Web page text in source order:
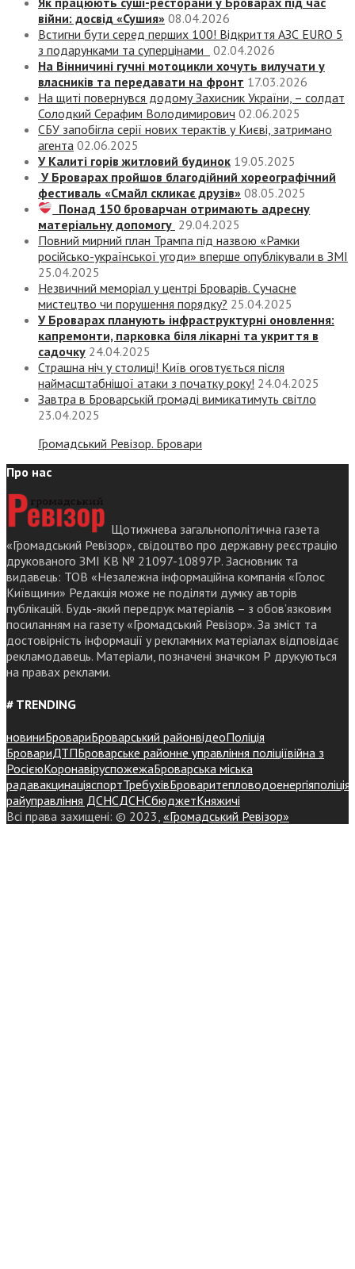
війни: досвід «Сушия» 08.04.2026
Встигни бути серед перших 100! Відкриття АЗС EURO 5
з подарунками та суперцінами
02.04.2026
На Вінничині гучні мотоцикли хочуть вилучати у
власників та передавати на фронт 17.03.2026
На щиті повернувся додому Захисник України, – солдат
Солодкий Серафим Володимирович 02.06.2025
СБУ запобігла серії нових терактів у Києві, затримано
агента 02.06.2025
У Калиті горів житловий будинок 19.05.2025
У Броварах пройшов благодійний хореографічний
фестиваль «Смайл скликає друзів» 08.05.2025
Понад 150 броварчан отримають адресну
матеріальну допомогу 29.04.2025
Повний мирний план Трампа під назвою «‎Рамки
російсько-української угоди» вперше опублікували в ЗМІ
25.04.2025
Незвичний меморіал у центрі Броварів. Сучасне
мистецтво чи порушення порядку? 25.04.2025
У Броварах планують інфраструктурні оновлення:
капремонти, парковка біля лікарні та укриття в
садочку 24.04.2025
Страшна ніч у столиці! Київ оговтується після
наймасштабнішої атаки з початку року! 24.04.2025
Завтра в Броварській громаді вимикатимуть світло
23.04.2025
Громадський Ревізор. Бровари
Про нас
Щотижнева загальнополітична газета
«Громадський Ревізор», свідоцтво про державну реєстрацію
друкованого ЗМІ КВ № 21097-10897Р. Засновник та
видавець: ТОВ «Незалежна інформаційна компанія «Голос
Київщини» Редакція може не поділяти думку авторів
публікацій. Будь-який передрук матеріалів – з обов’язковим
посиланням на газету «Громадський Ревізор». За зміст та
достовірність інформації у рекламних матеріалах відповідає
рекламодавець. Матеріали, позначені значком Р друкуються
на правах реклами.
# TRENDING
новиниБровариБроварський районвідеоПоліція
БровариДТПБроварське районне управління поліціївійна з
РосієюКоронавіруспожежаБроварська міська
радавакцинаціяспортТребухівБроваритепловодоенергіяполіція
райуправління ДСНСДСНСбюджетКняжичі
Всі права захищені: © 2023, «Громадський Ревізор»